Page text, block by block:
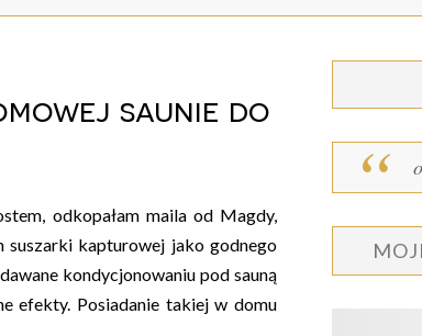
saunie do
odkopałam maila od Magdy,
suszarki kapturowej jako godnego
kondycjonowaniu pod sauną
efekty. Posiadanie takiej w domu